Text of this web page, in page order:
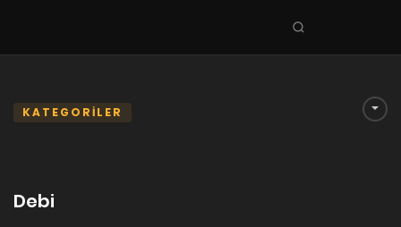
Seri
ara
En Sevilenler
Planlanan Seriler
KATEGORİLER
Debi